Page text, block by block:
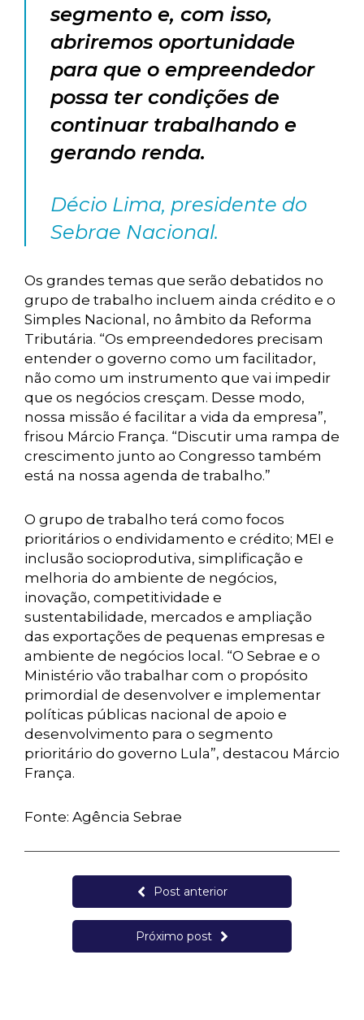
segmento e, com isso,
abriremos oportunidade
para que o empreendedor
possa ter condições de
continuar trabalhando e
gerando renda.
Décio Lima, presidente do
Sebrae Nacional.
Os grandes temas que serão debatidos no
grupo de trabalho incluem ainda crédito e o
Simples Nacional, no âmbito da Reforma
Tributária. “Os empreendedores precisam
entender o governo como um facilitador,
não como um instrumento que vai impedir
que os negócios cresçam. Desse modo,
nossa missão é facilitar a vida da empresa”,
frisou Márcio França. “Discutir uma rampa de
crescimento junto ao Congresso também
está na nossa agenda de trabalho.”
O grupo de trabalho terá como focos
prioritários o endividamento e crédito; MEI e
inclusão socioprodutiva, simplificação e
melhoria do ambiente de negócios,
inovação, competitividade e
sustentabilidade, mercados e ampliação
das exportações de pequenas empresas e
ambiente de negócios local. “O Sebrae e o
Ministério vão trabalhar com o propósito
primordial de desenvolver e implementar
políticas públicas nacional de apoio e
desenvolvimento para o segmento
prioritário do governo Lula”, destacou Márcio
França.
Fonte: Agência Sebrae
Post anterior
Próximo post